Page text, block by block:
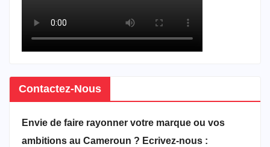
Contactez-Nous
Envie de faire rayonner votre marque ou vos
ambitions au Cameroun ? Ecrivez-nous :